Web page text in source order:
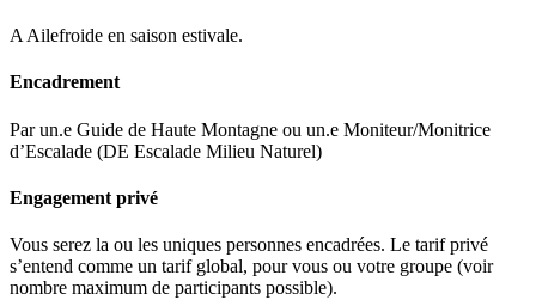
A Ailefroide en saison estivale.
Encadrement
Par un.e Guide de Haute Montagne ou un.e Moniteur/Monitrice
d’Escalade (DE Escalade Milieu Naturel)
Engagement privé
Vous serez la ou les uniques personnes encadrées. Le tarif privé
s’entend comme un tarif global, pour vous ou votre groupe (voir
nombre maximum de participants possible).